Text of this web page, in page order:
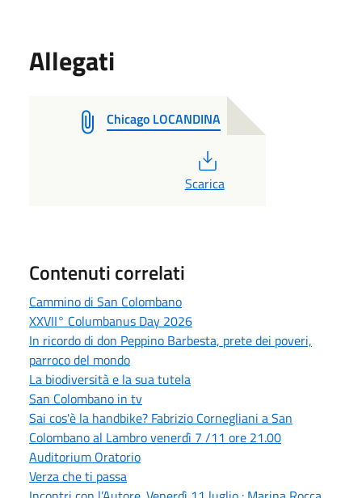
Allegati
Chicago LOCANDINA
Scarica
Contenuti correlati
Cammino di San Colombano
XXVII° Columbanus Day 2026
In ricordo di don Peppino Barbesta, prete dei poveri,
parroco del mondo
La biodiversità e la sua tutela
San Colombano in tv
Sai cos'è la handbike? Fabrizio Cornegliani a San
Colombano al Lambro venerdì 7 /11 ore 21.00
Auditorium Oratorio
Verza che ti passa